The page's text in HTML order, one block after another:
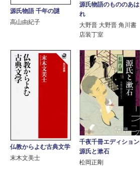
源氏物語 千年の謎
高山由紀子
源氏物語のもののあは
れ
大野晋 大野晋 角川書
店装丁室
仏教からよむ古典文学
末木文美士
千夜千冊エディション
源氏と漱石
松岡正剛